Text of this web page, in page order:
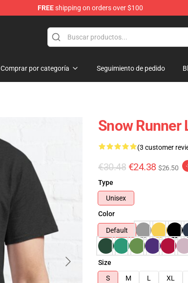
FREEshipping on orders over $100
Comprar por categoría Seguimiento de pedido
Snow Runner
(3 customer
€30.48 €24.38 $26.50
Type
Unisex
Color
Default
Size
S
M L XL